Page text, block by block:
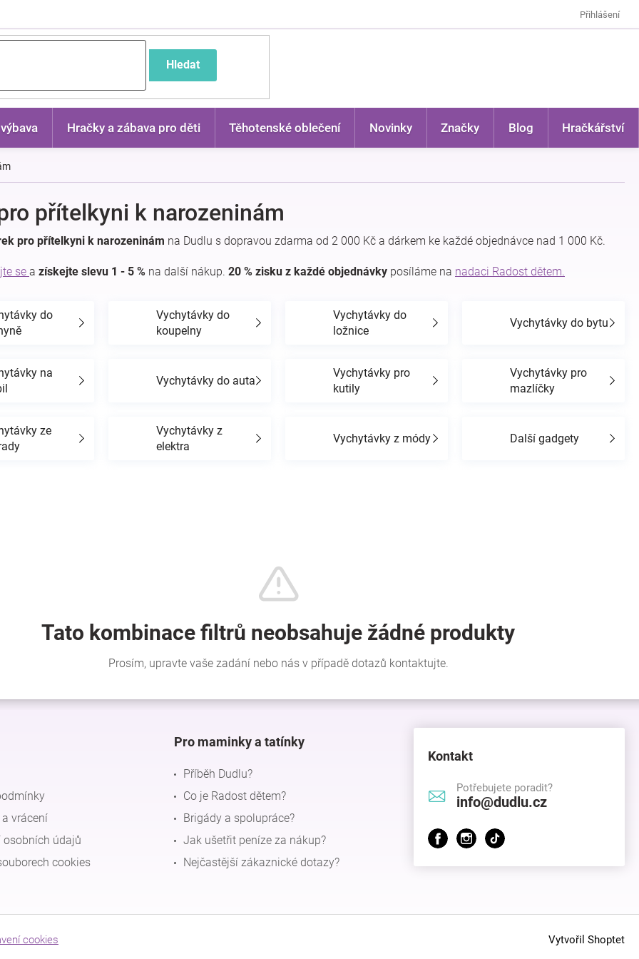
Přihlášení
Hledat
Hračky a zábava pro děti Těhotenské oblečení Novinky Značky Blog Hračkářství
přítelkyni k narozeninám
pro přítelkyni k narozeninám na Dudlu s dopravou zdarma od 2 000 Kč a dárkem ke každé objednávce nad 1 000 Kč.
se a získejte slevu 1 - 5 % na další nákup. 20 % zisku z každé objednávky posíláme na nadaci Radost dětem.
do
Vychytávky do
koupelny
Vychytávky do
ložnice
Vychytávky do bytu
na
Vychytávky do auta
Vychytávky pro
kutily
Vychytávky pro
mazlíčky
ze
Vychytávky z
elektra
Vychytávky z módy Další gadgety
vrácení
osobních údajů
cookies
Pro maminky a tatínky
Příběh Dudlu?
Co je Radost dětem?
Brigády a spolupráce?
Jak ušetřit peníze za nákup?
Nejčastější zákaznické dotazy?
Kontakt
Potřebujete poradit?
info@dudlu.cz
Vytvořil Shoptet
cookies